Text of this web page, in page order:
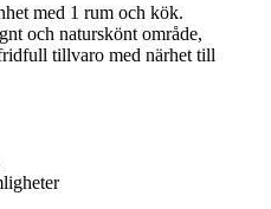
med 1 rum och kök.
och naturskönt område,
tillvaro med närhet till